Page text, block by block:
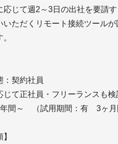
じて週2～3日の出社を要請す
ただくリモート接続ツールが
：契約社員
じて正社員・フリーランスも検
年間～ （試用期間：有 3ヶ月